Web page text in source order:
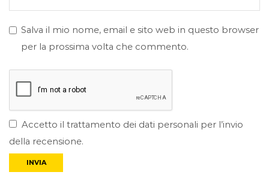
Salva il mio nome, email e sito web in questo browser
per la prossima volta che commento.
Accetto il trattamento dei dati personali per l’invio
della recensione.